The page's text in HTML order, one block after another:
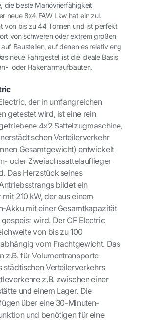
die beste Manövrierfähigkeit
neue 8x4 FAW Lkw hat ein zul.
von bis zu44 Tonnen und ist perfekt
von schweren oder extrem großen
Baustellen, auf denen es relativ eng
neue Fahrgestell ist die ideale Basis
oder Hakenarmaufbauten.
der in umfangreichen
getestet wird, ist eine rein
4x2 Sattelzugmaschine,
Verteilerverkehr
Gesamtgewicht) entwickelt
oder Zweiachssattelauflieger
Das Herzstück seines
bildet ein
210 kW, der aus einem
Akku mit einer Gesamtkapazität
wird. Der CF Electric
von bis zu 100
vom Frachtgewicht. Das
z.B. für Volumentransporte
städtischen Verteilerverkehrs
z.B. zwischen einer
und einem Lager. Die
über eine 30-Minuten-
und benötigen für eine